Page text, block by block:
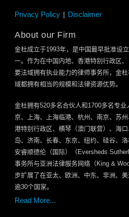
Privacy Policy Disclaimer
About our Firm
金杜成立于1993年，是中国最早批准设
一。作为在中国内地、香港特别行政区
要法域拥有执业能力的律师事务所，金
域都拥有相当的规模和法律资源优势。
金杜拥有520多名合伙人和 1700多名专业
京、上海、上海临港、杭州、南京、苏
港特别行政区、横琴（澳门联营）、海
岛、济南、长春、东京、纽约、硅谷、
安睿顺德伦（国际）（ Eversheds
事务所与亚洲法律服务网络（ King &
步扩展了在亚太、欧洲、中东、非洲、
逾30个国家。
Read More...